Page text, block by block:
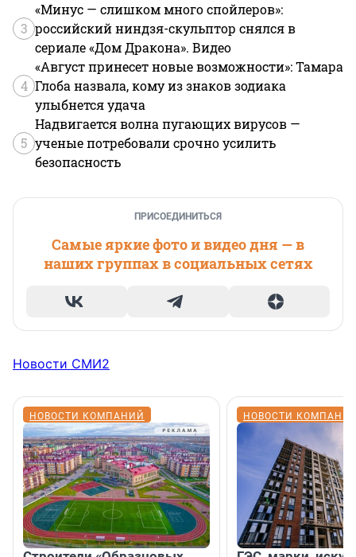
3
«Минус — слишком много спойлеров»:
российский ниндзя-скульптор снялся в
сериале «Дом Дракона». Видео
4
«Август принесет новые возможности»: Тамара
Глоба назвала, кому из знаков зодиака
улыбнется удача
5
Надвигается волна пугающих вирусов —
ученые потребовали срочно усилить
безопасность
ПРИСОЕДИНИТЬСЯ
Самые яркие фото и видео дня — в
наших группах в социальных сетях
Новости СМИ2
НОВОСТИ КОМПАНИЙ НОВОСТИ